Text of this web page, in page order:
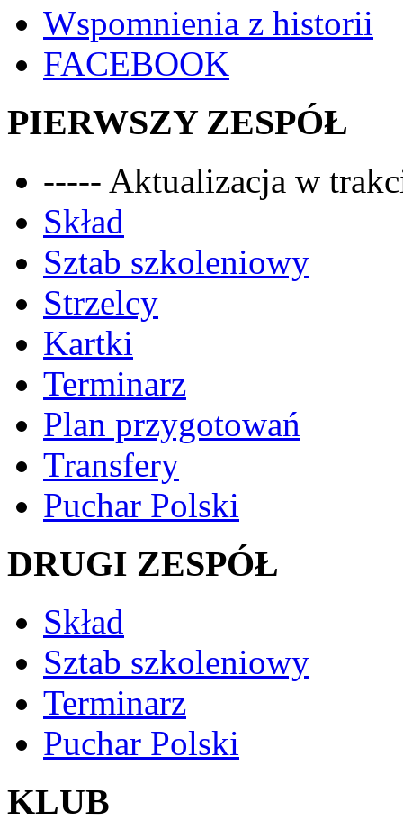
Wspomnienia z historii
FACEBOOK
PIERWSZY ZESPÓŁ
----- Aktualizacja w
Skład
Sztab szkoleniowy
Strzelcy
Kartki
Terminarz
Plan przygotowań
Transfery
Puchar Polski
DRUGI ZESPÓŁ
Skład
Sztab szkoleniowy
Terminarz
Puchar Polski
KLUB